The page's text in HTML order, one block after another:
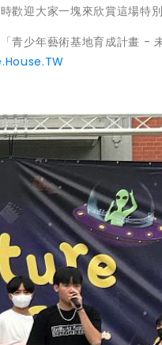
歡迎大家一塊來欣賞這場特別
青少年藝術基地育成計畫